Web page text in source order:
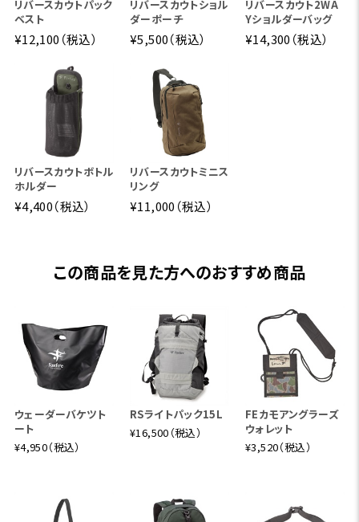
リバースカウトパック
ベスト
¥12,100（税込）
リバースカウトショル
ダーポーチ
¥5,500（税込）
リバースカウト2WA
Yショルダーバッグ
¥14,300（税込）
リバースカウトボトル
ホルダー
¥4,400（税込）
リバースカウトミニス
リング
¥11,000（税込）
この商品を見た方へのおすすめ商品
ウェーダーバケツト
ート
¥4,950（税込）
RSライトパック15L
¥16,500（税込）
FEカモアングラーズ
ウォレット
¥3,520（税込）